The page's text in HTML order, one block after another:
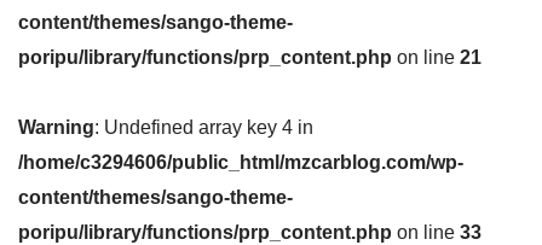
content/themes/sango-theme-
poripu/library/functions/prp_content.php on line 21
Warning: Undefined array key 4 in
/home/c3294606/public_html/mzcarblog.com/wp-
content/themes/sango-theme-
poripu/library/functions/prp_content.php on line 33